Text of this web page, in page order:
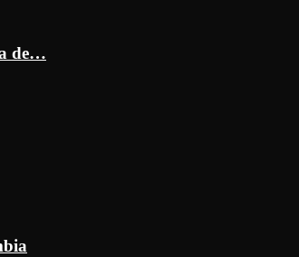
de…